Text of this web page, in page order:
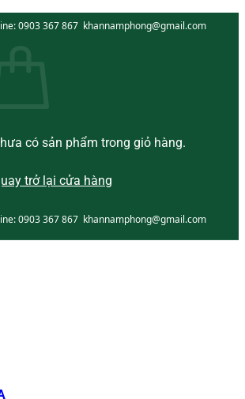
0903 367 867 khannamphong@gmail.com
có sản phẩm trong giỏ hàng.
trở lại cửa hàng
0903 367 867 khannamphong@gmail.com